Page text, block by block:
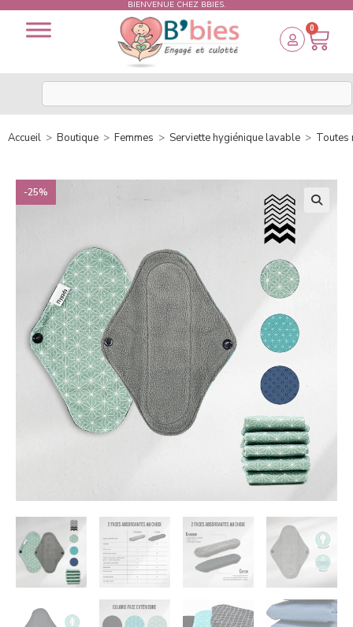
BIENVENUE CHEZ BBIES.
0
Accueil > Boutique > Femmes > Serviette hygiénique lavable > Toutes
-25%